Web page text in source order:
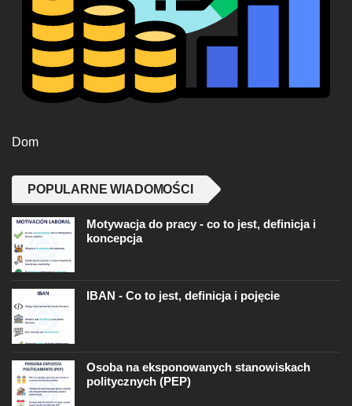
Dom
POPULARNE WIADOMOŚCI
Motywacja do pracy - co to jest, definicja i
koncepcja
IBAN - Co to jest, definicja i pojęcie
Osoba na eksponowanych stanowiskach
politycznych (PEP)